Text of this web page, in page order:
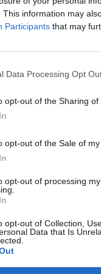
This information may
Participants that may
Data Processing Opt
opt-out of the Sharing of
opt-out of the Sale of my
opt-out of processing
opt-out of Collection,
Data that Is
queda sola,
del
a la cama. A lo
al frente, luego
a Wendolyn.
le muestra
Papá Noel
último
Pero esta vez
Es un
con ella.
que podría
un refresco
y de luces.